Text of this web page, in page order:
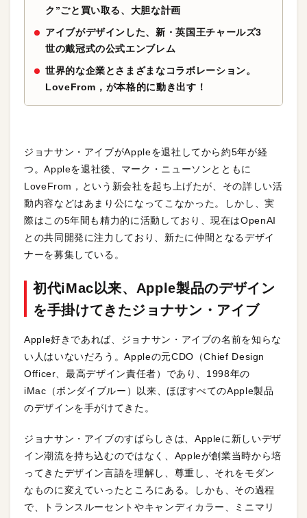
ク”ごと買い取る、大胆な計画
アイブがデザインした、新・英国王チャールズ3
世の戴冠式の公式エンブレム
世界的な企業とさまざまなコラボレーション。
LoveFrom，が本格的に動き出す！
ジョナサン・アイブがAppleを退社してから約5年が経
つ。Appleを退社後、マーク・ニューソンとともに
LoveFrom，という新会社を起ち上げたが、その詳しい活
動内容などはあまり公になってこなかった。しかし、実
際はこの5年間も精力的に活動しており、現在はOpenAI
との共同開発に注力しており、新たに仲間となるデザイ
ナーを募集している。
初代iMac以来、Apple製品のデザイン
を手掛けてきたジョナサン・アイブ
Apple好きであれば、ジョナサン・アイブの名前を知らな
い人はいないだろう。Appleの元CDO（Chief Design
Officer、最高デザイン責任者）であり、1998年の
iMac（ボンダイブルー）以来、ほぼすべてのApple製品
のデザインを手がけてきた。
ジョナサン・アイブのすばらしさは、Appleに新しいデザ
イン潮流を持ち込むのではなく、Appleが創業当時から培
ってきたデザイン言語を理解し、尊重し、それをモダン
なものに変えていったところにある。しかも、その過程
で、トランスルーセントやキャンディカラー、ミニマリ